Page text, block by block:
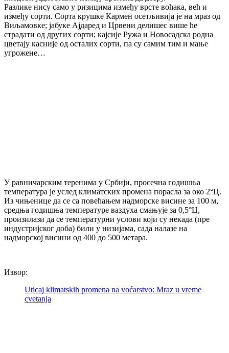
Разлике нису само у ризицима између врсте воћака, већ и
између сорти. Сорта крушке Кармен осетљивија је на мраз од
Виљамовке; јабуке Ајдаред и Црвени делишес више ће
страдати од других сорти; кајсије Ружа и Новосадска родна
цветају касније од осталих сорти, па су самим тим и мање
угрожене…
У равничарским теренима у Србији, просечна годишња
температура је услед климатских промена порасла за око 2°Ц.
Из чињенице да се са повећањем надморске висине за 100 м,
средња годишња температуре ваздуха смањује за 0,5°Ц,
произилази да се температурни услови који су некада (пре
индустријског доба) били у низијама, сада налазе на
надморској висини од 400 до 500 метара.
Извор:
Uticaj klimatskih promena na voćarstvo: Mraz u vreme
cvetanja